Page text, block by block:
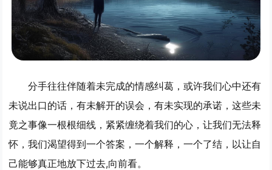
分手往往伴随着未完成的情感纠葛，或许我们心中还有
未说出口的话，有未解开的误会，有未实现的承诺，这些未
竟之事像一根根细线，紧紧缠绕着我们的心，让我们无法释
怀，我们渴望得到一个答案，一个解释，一个了结，以让自
己能够真正地放下过去,向前看。